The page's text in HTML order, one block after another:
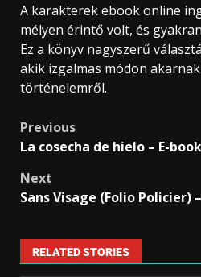
A karakterek ebook online
mélyen érintő volt, és
Ez a könyv nagyszerű
akik izgalmas módon
történelemről.
Previous
La cosecha de hielo – E-book
Next
Sans Visage (Folio Policier)
RELATED STORIES